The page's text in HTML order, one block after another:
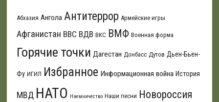
Абхазия Ангола Антитеррор Армейские игры
Афганистан ВВС ВДВ ВКС ВМФ Военная форма
Горячие точки Дагестан Донбасс Дутов Дьен-Бьен-
Фу ИГИЛ Избранное Информационная война История
МВД НАТО Наемничество Наши песни Новороссия